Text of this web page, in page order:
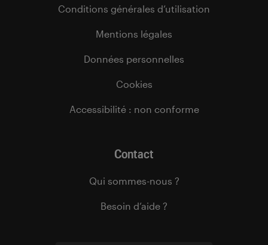
Conditions générales d’utilisation
Mentions légales
Données personnelles
Cookies
Accessibilité : non conforme
Contact
Qui sommes-nous ?
Besoin d’aide ?